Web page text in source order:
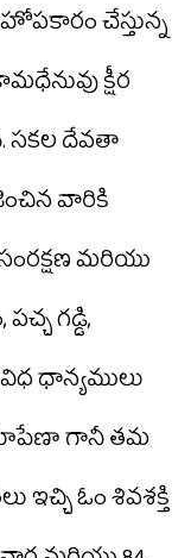
చేస్తున్న
క్షీర
సకల దేవతా
వారికి
మరియు
గడ్డి,
ధాన్యములు
గానీ తమ
ఇచ్చి ఓం శివశక్తి